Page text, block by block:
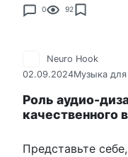
0 92
Neuro Hook
02.09.2024Музыка для
Роль аудио-
качественного
Представьте